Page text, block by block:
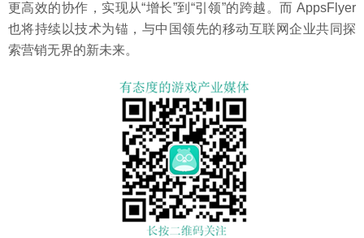
更高效的协作，实现从“增长”到“引领”的跨越。而 AppsFlyer
也将持续以技术为锚，与中国领先的移动互联网企业共同探
索营销无界的新未来。